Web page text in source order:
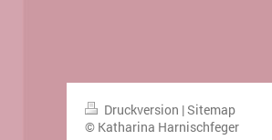
Druckversion |Sitemap
© Katharina Harnischfeger